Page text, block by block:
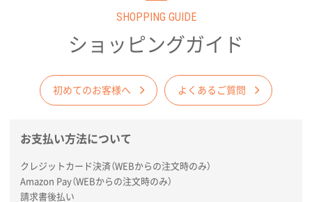
SHOPPING GUIDE
ショッピングガイド
初めてのお客様へ よくあるご質問
お支払い方法について
クレジットカード決済（WEBからの注文時のみ）
Amazon Pay（WEBからの注文時のみ）
請求書後払い